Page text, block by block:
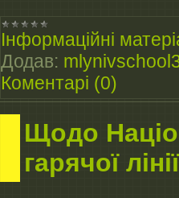
Інформаційні
Додав:
Коментарі (0)
Щодо
гарячої лінії